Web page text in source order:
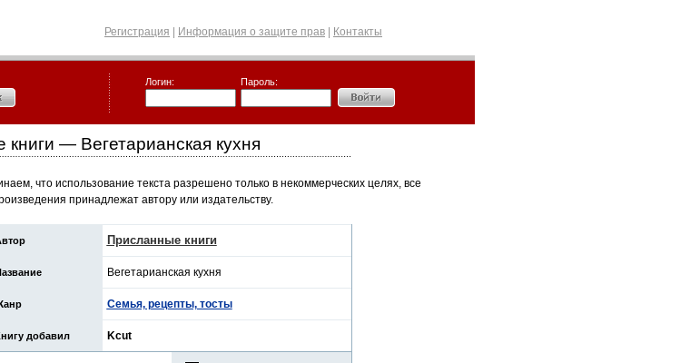
Регистрация Информация о защите прав Контакты
Логин: Пароль:
— Вегетарианская кухня
что использование текста разрешено только в некоммерческих целях, все
принадлежат автору или издательству.
Присланные книги
Вегетарианская кухня
Семья, рецепты, тосты
добавил Kcut